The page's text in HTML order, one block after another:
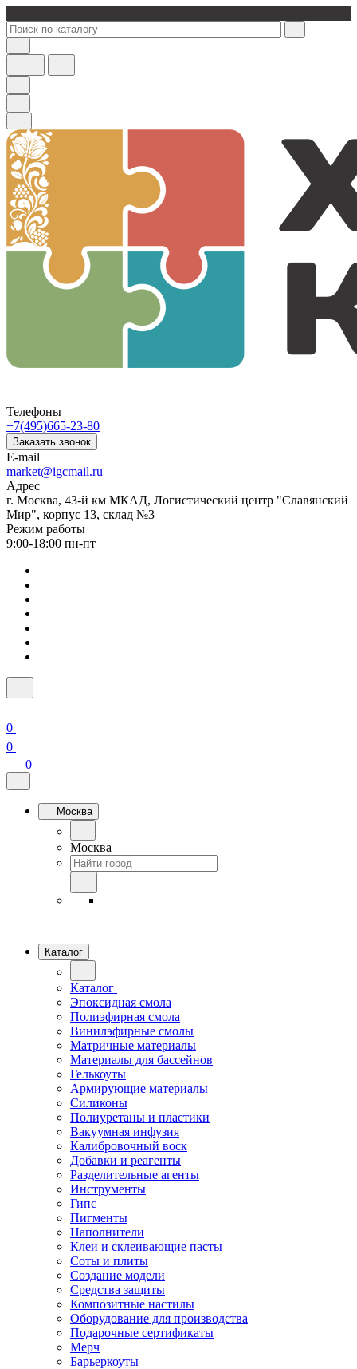
Телефоны
+7(495)665-23-80
Заказать звонок
E-mail
market@igcmail.ru
Адрес
г. Москва, 43-й км МКАД, Логистический центр "Славянский
Мир", корпус 13, склад №3
Режим работы
9:00-18:00 пн-пт
0
0
0
Москва
Москва
Каталог
Каталог
Эпоксидная смола
Полиэфирная смола
Винилэфирные смолы
Матричные материалы
Материалы для бассейнов
Гелькоуты
Армирующие материалы
Силиконы
Полиуретаны и пластики
Вакуумная инфузия
Калибровочный воск
Добавки и реагенты
Разделительные агенты
Инструменты
Гипс
Пигменты
Наполнители
Клеи и склеивающие пасты
Соты и плиты
Создание модели
Средства защиты
Композитные настилы
Оборудование для производства
Подарочные сертификаты
Мерч
Барьеркоуты